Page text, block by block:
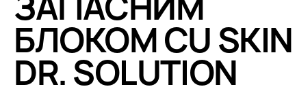
БЛОКОМ CU SKIN
DR. SOLUTION